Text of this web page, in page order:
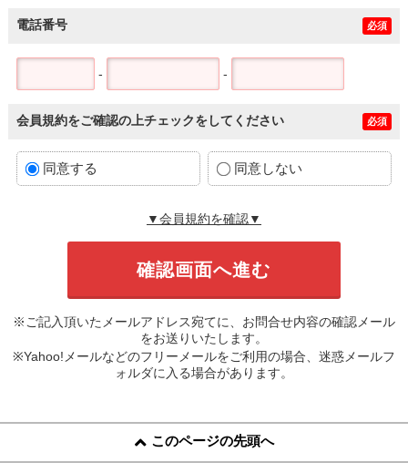
電話番号 必須
- -
会員規約をご確認の上チェックをしてください 必須
同意する 同意しない
▼会員規約を確認▼
※ご記入頂いたメールアドレス宛てに、お問合せ内容の確認メール
をお送りいたします。
※Yahoo!メールなどのフリーメールをご利用の場合、迷惑メールフ
ォルダに入る場合があります。
このページの先頭へ